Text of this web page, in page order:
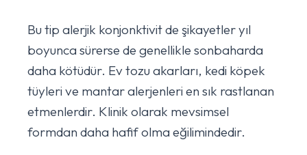
Bu tip alerjik konjonktivit de şikayetler yıl
boyunca sürerse de genellikle sonbaharda
daha kötüdür. Ev tozu akarları, kedi köpek
tüyleri ve mantar alerjenleri en sık rastlanan
etmenlerdir. Klinik olarak mevsimsel
formdan daha hafif olma eğilimindedir.